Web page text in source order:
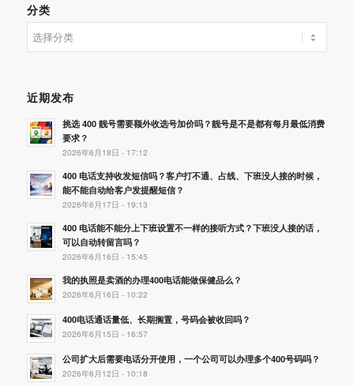
分类
类
近期发布
挑选 400 靓号需要额外收选号加价吗？靓号是不是都有每月最低消费
要求？
2026年6月18日 - 17:12
400 电话支持收发短信吗？客户打不通、占线、下班没人接的时候，
能不能自动给客户发提醒短信？
2026年6月17日 - 19:13
400 电话能不能分上下班设置不一样的接听方式？下班没人接的话，
可以自动转留言吗？
2026年6月16日 - 15:45
我的执照是卖酒的办理400电话能做保健品么？
2026年6月16日 - 10:22
400电话通话量低、长期搁置，号码会被收回吗？
2026年6月15日 - 16:57
公司扩大后需要电话分开使用，一个公司可以办理多个400号码吗？
2026年6月12日 - 10:18